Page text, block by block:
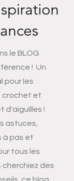
le BLOG
! Un
pour les
crochet et
d'aiguilles !
astuces,
à pas et
tous les
cherchiez des